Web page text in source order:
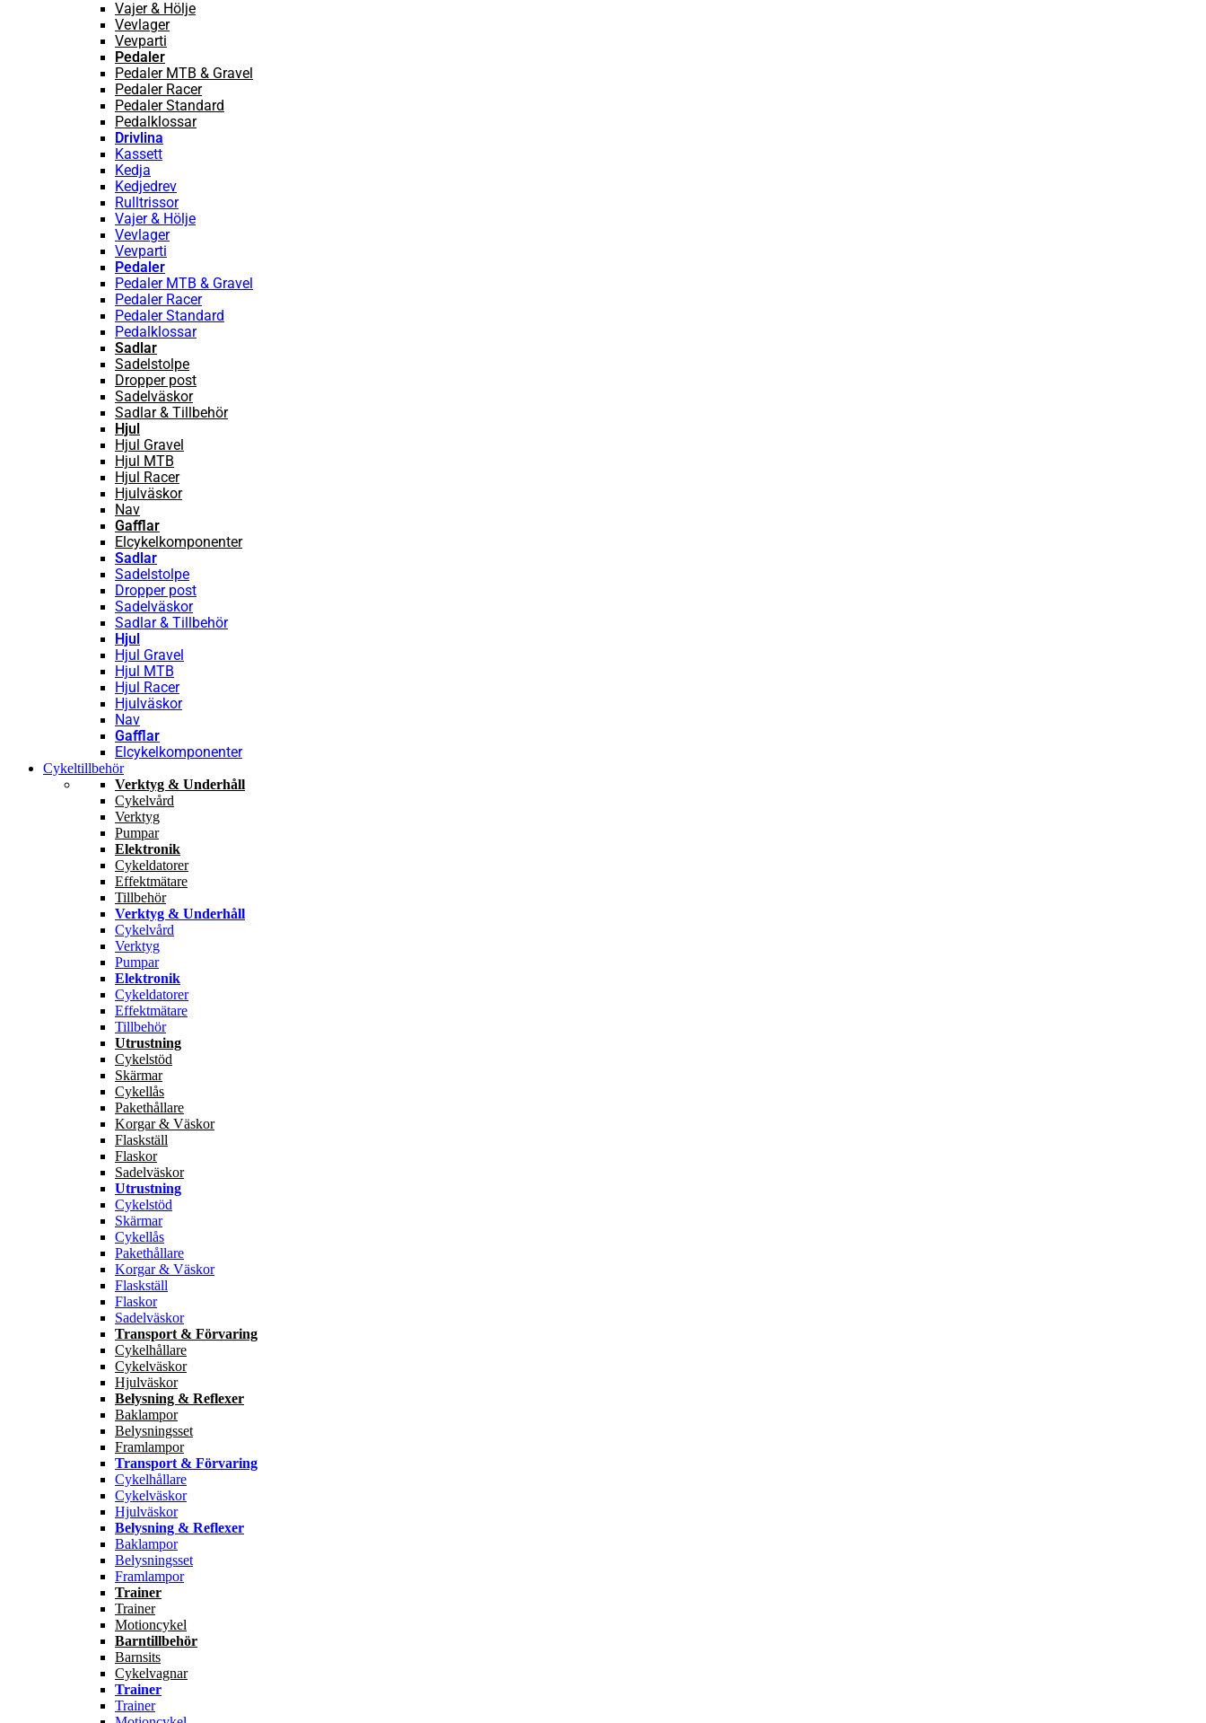
Vajer & Hölje
Vevlager
Vevparti
Pedaler
Pedaler MTB & Gravel
Pedaler Racer
Pedaler Standard
Pedalklossar
Drivlina
Kassett
Kedja
Kedjedrev
Rulltrissor
Vajer & Hölje
Vevlager
Vevparti
Pedaler
Pedaler MTB & Gravel
Pedaler Racer
Pedaler Standard
Pedalklossar
Sadlar
Sadelstolpe
Dropper post
Sadelväskor
Sadlar & Tillbehör
Hjul
Hjul Gravel
Hjul MTB
Hjul Racer
Hjulväskor
Nav
Gafflar
Elcykelkomponenter
Sadlar
Sadelstolpe
Dropper post
Sadelväskor
Sadlar & Tillbehör
Hjul
Hjul Gravel
Hjul MTB
Hjul Racer
Hjulväskor
Nav
Gafflar
Elcykelkomponenter
Cykeltillbehör
Verktyg & Underhåll
Cykelvård
Verktyg
Pumpar
Elektronik
Cykeldatorer
Effektmätare
Tillbehör
Verktyg & Underhåll
Cykelvård
Verktyg
Pumpar
Elektronik
Cykeldatorer
Effektmätare
Tillbehör
Utrustning
Cykelstöd
Skärmar
Cykellås
Pakethållare
Korgar & Väskor
Flaskställ
Flaskor
Sadelväskor
Utrustning
Cykelstöd
Skärmar
Cykellås
Pakethållare
Korgar & Väskor
Flaskställ
Flaskor
Sadelväskor
Transport & Förvaring
Cykelhållare
Cykelväskor
Hjulväskor
Belysning & Reflexer
Baklampor
Belysningsset
Framlampor
Transport & Förvaring
Cykelhållare
Cykelväskor
Hjulväskor
Belysning & Reflexer
Baklampor
Belysningsset
Framlampor
Trainer
Trainer
Motioncykel
Barntillbehör
Barnsits
Cykelvagnar
Trainer
Trainer